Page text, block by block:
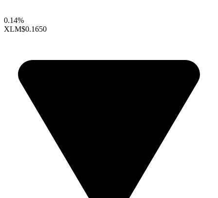
0.14%
XLM$0.1650